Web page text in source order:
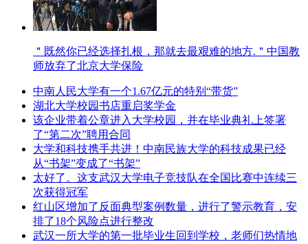
＂既然你已经选择扎根，那就去最艰难的地方.＂中国教
师放弃了北京大学保险
中南人民大学有一个1.67亿元的特别“带货”
湖北大学校园书店重启奖学金
该企业带着公章进入大学校园，并在毕业典礼上签署
了“第二次”聘用合同
大学和科技携手共进！中南民族大学的科技成果已经
从“书架”变成了“书架”
太好了。这支武汉大学电子竞技队在全国比赛中连续三
次获得冠军
红山区增加了反面典型案例数量，进行了警示教育，安
排了18个风险点进行整改
武汉一所大学的第一批毕业生回到学校，老师们热情地